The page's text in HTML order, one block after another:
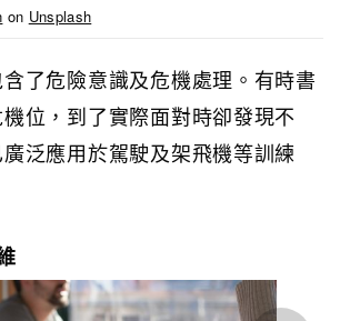
on Unsplash
了危險意識及危機處理。有時書
位，到了實際面對時卻發現不
泛應用於駕駛及架飛機等訓練